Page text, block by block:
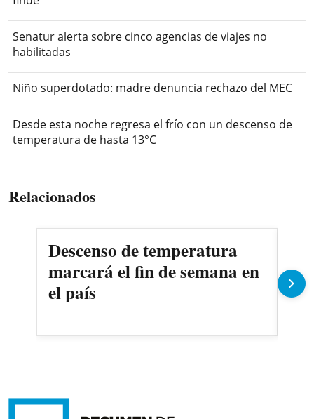
Senatur alerta sobre cinco agencias de viajes no
habilitadas
Niño superdotado: madre denuncia rechazo del MEC
Desde esta noche regresa el frío con un descenso de
temperatura de hasta 13°C
Relacionados
Descenso de temperatura
marcará el fin de semana en
el país